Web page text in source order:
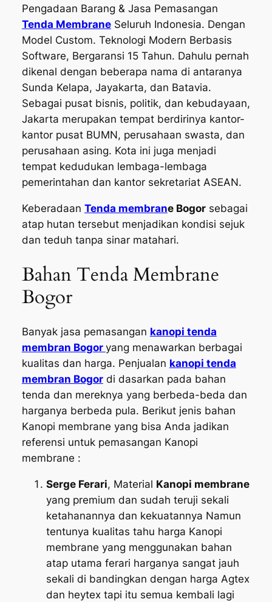
Pengadaan Barang & Jasa Pemasangan
Tenda MembraneSeluruh Indonesia. Dengan
Model Custom. Teknologi Modern Berbasis
Software, Bergaransi 15 Tahun. Dahulu pernah
dikenal dengan beberapa nama di antaranya
Sunda Kelapa, Jayakarta, dan Batavia.
Sebagai pusat bisnis, politik, dan kebudayaan,
Jakarta merupakan tempat berdirinya kantor-
kantor pusat BUMN, perusahaan swasta, dan
perusahaan asing. Kota ini juga menjadi
tempat kedudukan lembaga-lembaga
pemerintahan dan kantor sekretariat ASEAN.
Keberadaan Tenda membraneBogorsebagai
atap hutan tersebut menjadikan kondisi sejuk
dan teduh tanpa sinar matahari.
Bahan Tenda Membrane
Bogor
Banyak jasa pemasangan kanopi tenda
membran Bogor yang menawarkan berbagai
kualitas dan harga. Penjualan kanopi tenda
membran Bogordi dasarkan pada bahan
tenda dan mereknya yang berbeda-beda dan
harganya berbeda pula. Berikut jenis bahan
Kanopi membrane yang bisa Anda jadikan
referensi untuk pemasangan Kanopi
membrane :
Serge Ferari, Material Kanopi membrane
yang premium dan sudah teruji sekali
ketahanannya dan kekuatannya Namun
tentunya kualitas tahu harga Kanopi
membrane yang menggunakan bahan
atap utama ferari harganya sangat jauh
sekali di bandingkan dengan harga Agtex
dan heytex tapi itu semua kembali lagi